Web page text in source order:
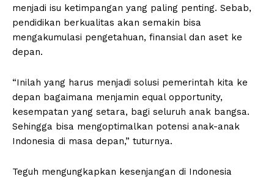
menjadi isu ketimpangan yang paling penting. Sebab,
pendidikan berkualitas akan semakin bisa
mengakumulasi pengetahuan, finansial dan aset ke
depan.
“Inilah yang harus menjadi solusi pemerintah kita ke
depan bagaimana menjamin equal opportunity,
kesempatan yang setara, bagi seluruh anak bangsa.
Sehingga bisa mengoptimalkan potensi anak-anak
Indonesia di masa depan,” tuturnya.
Teguh mengungkapkan kesenjangan di Indonesia